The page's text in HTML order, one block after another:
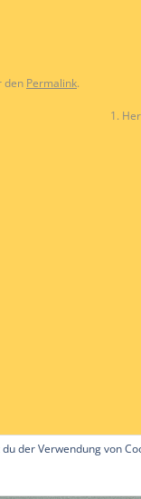
den Permalink.
1.
der Verwendung von